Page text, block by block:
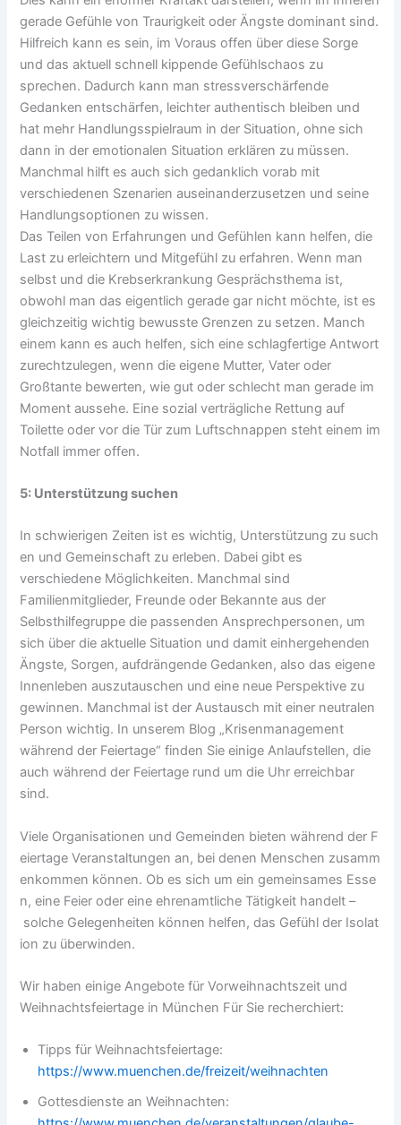
gerade Gefühle von Traurigkeit oder Ängste dominant sind.
Hilfreich kann es sein, im Voraus offen über diese Sorge
und das aktuell schnell kippende Gefühlschaos zu
sprechen. Dadurch kann man stressverschärfende
Gedanken entschärfen, leichter authentisch bleiben und
hat mehr Handlungsspielraum in der Situation, ohne sich
dann in der emotionalen Situation erklären zu müssen.
Manchmal hilft es auch sich gedanklich vorab mit
verschiedenen Szenarien auseinanderzusetzen und seine
Handlungsoptionen zu wissen.
Das Teilen von Erfahrungen und Gefühlen kann helfen, die
Last zu erleichtern und Mitgefühl zu erfahren. Wenn man
selbst und die Krebserkrankung Gesprächsthema ist,
obwohl man das eigentlich gerade gar nicht möchte, ist es
gleichzeitig wichtig bewusste Grenzen zu setzen. Manch
einem kann es auch helfen, sich eine schlagfertige Antwort
zurechtzulegen, wenn die eigene Mutter, Vater oder
Großtante bewerten, wie gut oder schlecht man gerade im
Moment aussehe. Eine sozial verträgliche Rettung auf
Toilette oder vor die Tür zum Luftschnappen steht einem im
Notfall immer offen.
5: Unterstützung suchen
In schwierigen Zeiten ist es wichtig, Unterstützung zu such
en und Gemeinschaft zu erleben. Dabei gibt es
verschiedene Möglichkeiten. Manchmal sind
Familienmitglieder, Freunde oder Bekannte aus der
Selbsthilfegruppe die passenden Ansprechpersonen, um
sich über die aktuelle Situation und damit einhergehenden
Ängste, Sorgen, aufdrängende Gedanken, also das eigene
Innenleben auszutauschen und eine neue Perspektive zu
gewinnen. Manchmal ist der Austausch mit einer neutralen
Person wichtig. In unserem Blog „Krisenmanagement
während der Feiertage“ finden Sie einige Anlaufstellen, die
auch während der Feiertage rund um die Uhr erreichbar
sind.
Viele Organisationen und Gemeinden bieten während der F
eiertage Veranstaltungen an, bei denen Menschen zusamm
enkommen können. Ob es sich um ein gemeinsames Esse
n, eine Feier oder eine ehrenamtliche Tätigkeit handelt –
solche Gelegenheiten können helfen, das Gefühl der Isolat
ion zu überwinden.
Wir haben einige Angebote für Vorweihnachtszeit und
Weihnachtsfeiertage in München Für Sie recherchiert:
Tipps für Weihnachtsfeiertage:
https://www.muenchen.de/freizeit/weihnachten
Gottesdienste an Weihnachten: